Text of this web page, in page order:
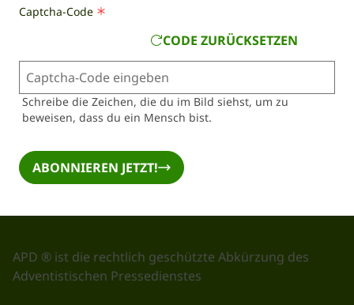
Captcha-Code
CODE ZURÜCKSETZEN
Schreibe die Zeichen, die du im Bild siehst, um zu
beweisen, dass du ein Mensch bist.
ABONNIEREN JETZT!
APD ® ist die rechtlich geschützte Abkürzung des
Adventistischen Pressedienstes